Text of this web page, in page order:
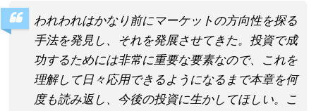
われわれはかなり前にマーケットの方向性を探る
手法を発見し、それを発展させてきた。投資で成
功するためには非常に重要な要素なので、これを
理解して日々応用できるようになるまで本章を何
度も読み返し、今後の投資に生かしてほしい。こ